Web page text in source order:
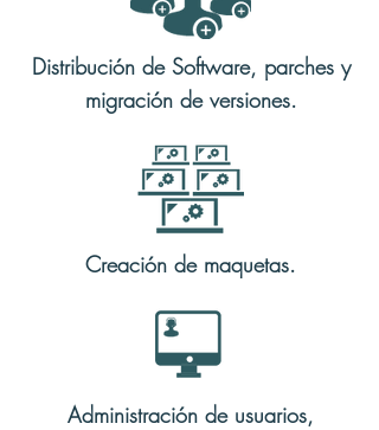
Distribución de Software, parches y
migración de versiones.
Creación de maquetas.
Administración de usuarios,